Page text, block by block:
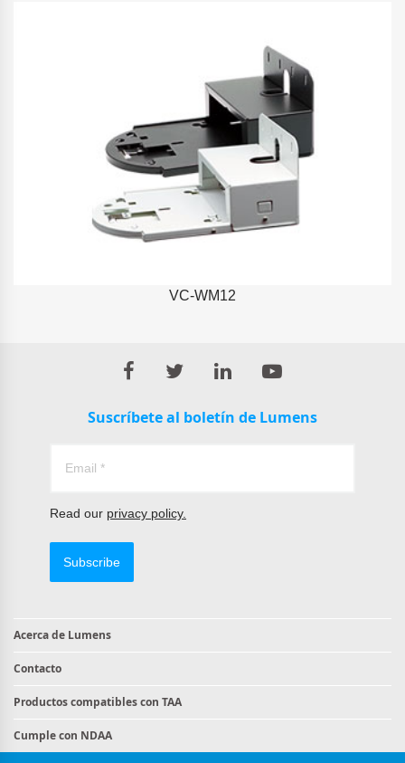
VC-WM12
Suscríbete al boletín de Lumens
Read our privacy policy.
Subscribe
Acerca de Lumens
Contacto
Productos compatibles con TAA
Cumple con NDAA